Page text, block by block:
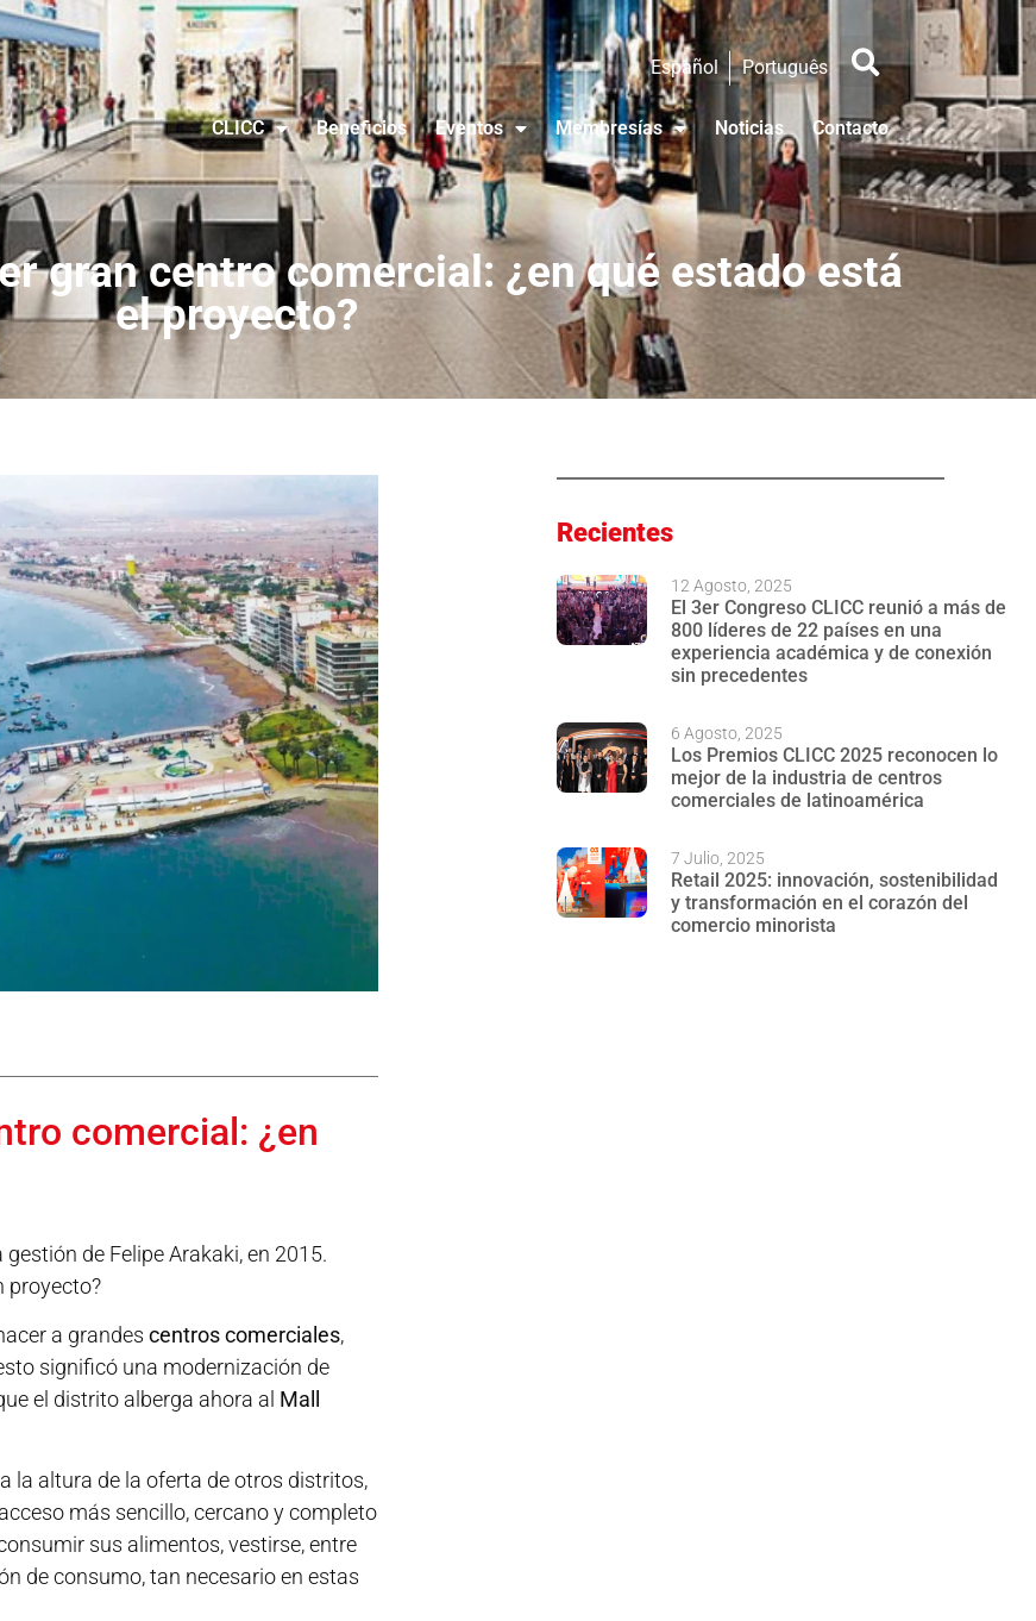
Español Português
CLICC Beneficios Eventos Membresías Noticias Contacto
gran centro comercial: ¿en qué estado está
el proyecto?
comercial: ¿en
de Felipe Arakaki, en 2015.
proyecto?
a grandes centros comerciales,
significó una modernización de
el distrito alberga ahora al Mall
la altura de la oferta de otros distritos,
más sencillo, cercano y completo
sus alimentos, vestirse, entre
de consumo, tan necesario en estas
Recientes
El 3er Congreso CLICC reunió a más de
800 líderes de 22 países en una
experiencia académica y de conexión
sin precedentes
12 Agosto, 2025
Los Premios CLICC 2025 reconocen lo
mejor de la industria de centros
comerciales de latinoamérica
6 Agosto, 2025
Retail 2025: innovación, sostenibilidad
y transformación en el corazón del
comercio minorista
7 Julio, 2025